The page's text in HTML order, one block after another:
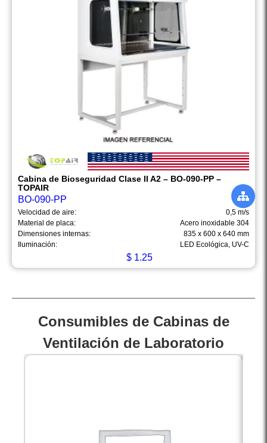
Cabina de Bioseguridad Clase II A2 – BO-090-PP –
TOPAIR
BO-090-PP
Velocidad de aire:
0,5 m/s
Material de placa:
Acero inoxidable 304
Dimensiones internas:
835 x 600 x 640 mm
Iluminación:
LED Ecológica, UV-C
$ 1.25
Consumibles de Cabinas de
Ventilación de Laboratorio